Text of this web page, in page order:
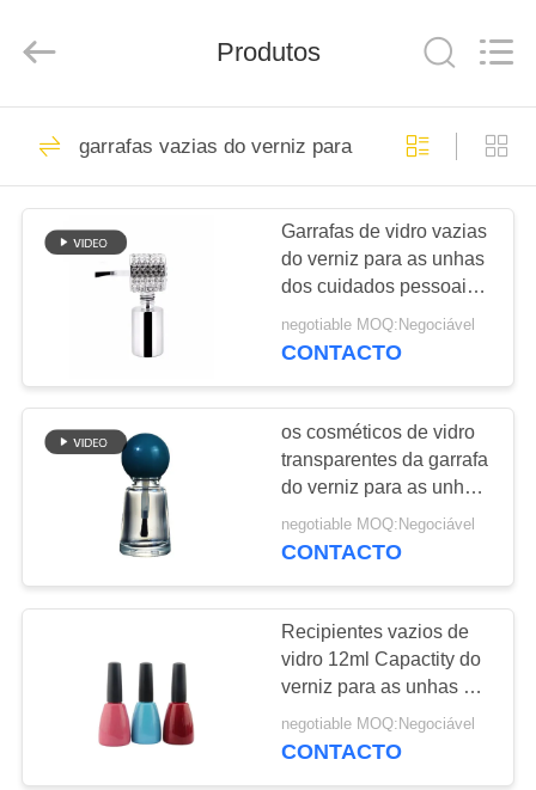
LAR
PRODUTOS
VÍDEOS
ESPETÁCULO
VR
SOBRE
VISITA
À
FÁBRICA
CONTROLE
Rights
by
rolo vazio em
garrafas de perfume
122
Garrafas de
perfume de vidro
vazias
168
Frascos conta-gotas
de óleo essencial
84
Produtos
garrafas vazias do verniz para as unhas
Garrafas de vidro vazias
do verniz para as unhas
dos cuidados pessoais,
garrafas luxuosas do
verniz para as unhas
negotiable MOQ:Negociável
CONTACTO
os cosméticos de vidro
transparentes da garrafa
do verniz para as unhas
10ml que embalam a
tampa da bola afilaram-
negotiable MOQ:Negociável
CONTACTO
Recipientes vazios de
vidro 12ml Capactity do
verniz para as unhas do
cone com vário tampão
negotiable MOQ:Negociável
CONTACTO